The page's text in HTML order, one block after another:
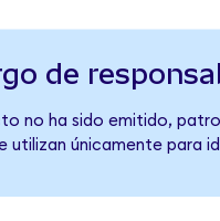
de
no ha sido emitido,
utilizan únicamente para